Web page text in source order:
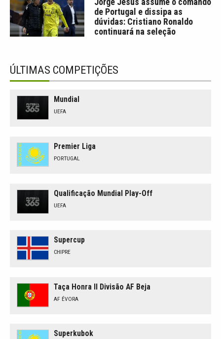
de Portugal e dissipa as
dúvidas: Cristiano Ronaldo
continuará na seleção
ÚLTIMAS COMPETIÇÕES
Mundial
UEFA
Premier Liga
PORTUGAL
Qualificação Mundial Play-Off
UEFA
Supercup
CHIPRE
Taça Honra II Divisão AF Beja
AF ÉVORA
Superkubok